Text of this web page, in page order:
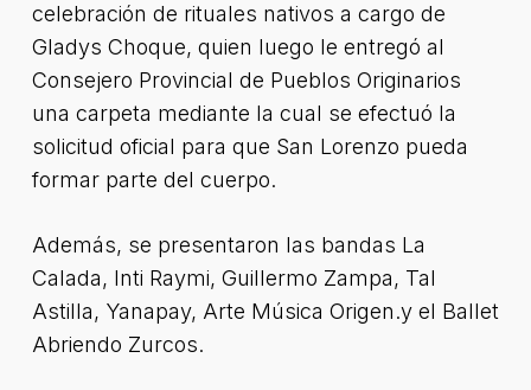
celebración de rituales nativos a cargo de
Gladys Choque, quien luego le entregó al
Consejero Provincial de Pueblos Originarios
una carpeta mediante la cual se efectuó la
solicitud oficial para que San Lorenzo pueda
formar parte del cuerpo.
Además, se presentaron las bandas La
Calada, Inti Raymi, Guillermo Zampa, Tal
Astilla, Yanapay, Arte Música Origen.y el Ballet
Abriendo Zurcos.